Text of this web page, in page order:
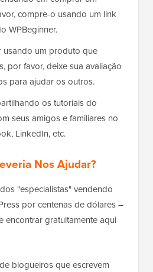
compre-o usando um link
WPBeginner.
usando um produto que
por favor, deixe sua avaliação
para ajudar os outros.
os tutoriais do
seus amigos e familiares no
LinkedIn, etc.
Nos Ajudar?
"especialistas" vendendo
por centenas de dólares –
encontrar gratuitamente aqui
blogueiros que escrevem